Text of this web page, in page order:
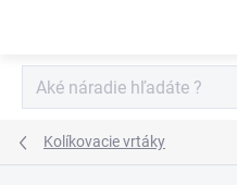
Kolíkovacie vrtáky